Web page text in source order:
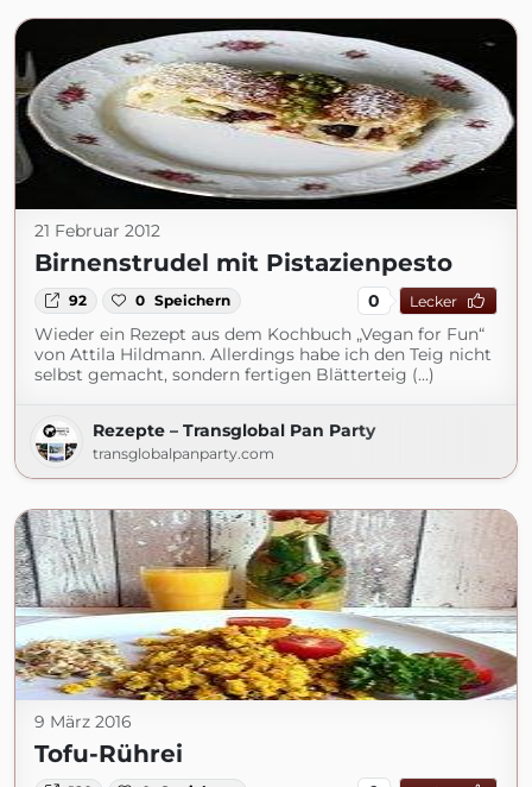
21 Februar 2012
Birnenstrudel mit Pistazienpesto
92 0 Speichern 0 Lecker
Wieder ein Rezept aus dem Kochbuch „Vegan for Fun“
von Attila Hildmann. Allerdings habe ich den Teig nicht
selbst gemacht, sondern fertigen Blätterteig (...)
Rezepte – Transglobal Pan Party
transglobalpanparty.com
9 März 2016
Tofu-Rührei